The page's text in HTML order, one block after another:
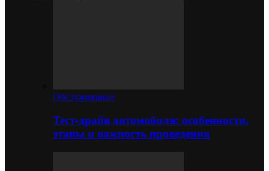
Обслуживание
Тест-драйв автомобиля: особенности,
этапы и важность проведения